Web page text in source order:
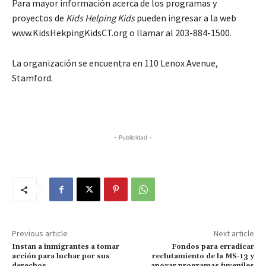
Para mayor información acerca de los programas y
proyectos de Kids Helping Kidspueden ingresar a la web
www.KidsHekpingKidsCT.org o llamar al 203-884-1500.
La organización se encuentra en 110 Lenox Avenue,
Stamford.
- Publicidad -
Previous article
Instan a inmigrantes a tomar
acción para luchar por sus
Next article
Fondos para erradicar
reclutamiento de la MS-13 y